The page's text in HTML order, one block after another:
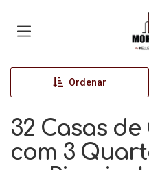
Ordenar
32 Casas
com 3